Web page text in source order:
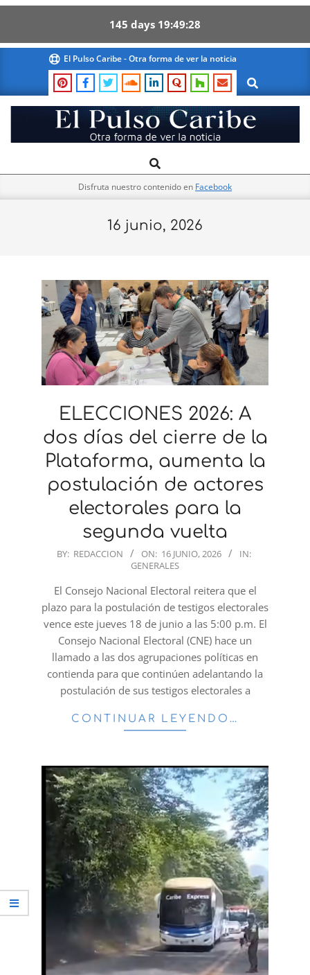
145 days 19 49 27
content
El Pulso Caribe - Otra forma de ver la noticia
Search
El
Pulso
Navigation
Search
Disfruta nuestro contenido en Facebook
16 junio, 2026
ELECCIONES 2026: A
dos días del cierre de la
Plataforma, aumenta la
postulación de actores
electorales para la
segunda vuelta
2026-
BY: REDACCION ON: 16 JUNIO, 2026
IN:
GENERALES
El Consejo Nacional Electoral reitera que el
plazo para la postulación de testigos electorales
vence este jueves 18 de junio a las 5:00 p.m. El
Consejo Nacional Electoral (CNE) hace un
llamado a las dos agrupaciones políticas en
contienda para que continúen adelantando la
postulación de sus testigos electorales a
CONTINUAR LEYENDO…